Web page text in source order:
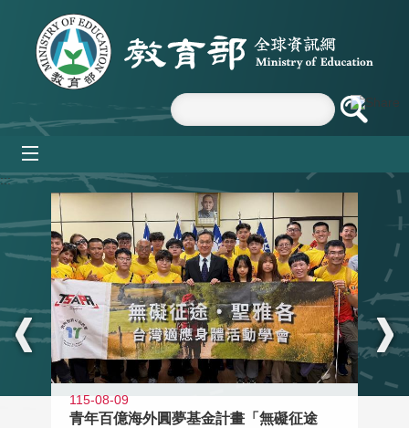
跳到主要內容區塊
:::
115-08-09
青年百億海外圓夢基金計畫「無礙征途